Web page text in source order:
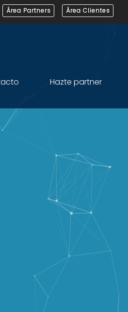
Área Partners Área Clientes
Hazte partner